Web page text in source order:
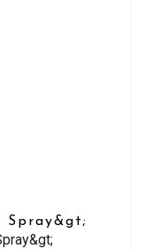
Spray&gt;